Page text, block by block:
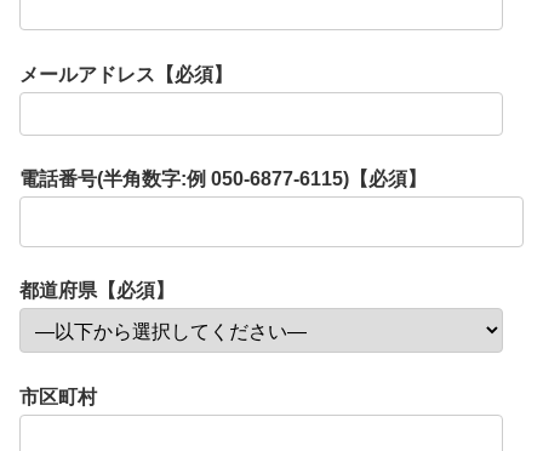
メールアドレス【必須】
電話番号(半角数字:例 050-6877-6115)【必須】
都道府県【必須】
市区町村